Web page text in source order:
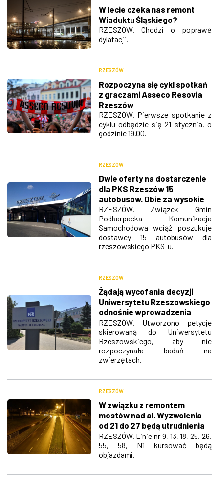
W lecie czeka nas remont
Wiaduktu Śląskiego?
RZESZÓW. Chodzi o poprawę
dylatacji.
RZESZÓW
Rozpoczyna się cykl spotkań
z graczami Asseco Resovia
Rzeszów
RZESZÓW. Pierwsze spotkanie z
cyklu odbędzie się 21 stycznia, o
godzinie 19.00.
RZESZÓW
Dwie oferty na dostarczenie
dla PKS Rzeszów 15
autobusów. Obie za wysokie
RZESZÓW. Związek Gmin
Podkarpacka Komunikacja
Samochodowa wciąż poszukuje
dostawcy 15 autobusów dla
rzeszowskiego PKS-u.
RZESZÓW
Żądają wycofania decyzji
Uniwersytetu Rzeszowskiego
odnośnie wprowadzenia
badań na zwierzętach
RZESZÓW. Utworzono petycje
skierowaną do Uniwersytetu
Rzeszowskiego, aby nie
rozpoczynała badań na
zwierzętach.
RZESZÓW
W związku z remontem
mostów nad al. Wyzwolenia
od 21 do 27 będą utrudnienia
w ruchu
RZESZÓW. Linie nr 9, 13, 18, 25, 26,
55, 58, N1 kursować będą
objazdami.